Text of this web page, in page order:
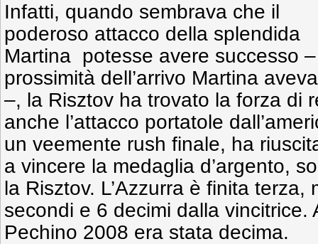
Infatti, quando sembrava che il
poderoso attacco della splendida
Martina potesse avere successo
prossimità dell’arrivo Martina
–, la Risztov ha trovato la forza di
anche l’attacco portatole
un veemente rush finale, ha
a vincere la medaglia d’argento,
la Risztov. L’Azzurra è finita
secondi e 6 decimi dalla vincitrice.
Pechino 2008 era stata decima.